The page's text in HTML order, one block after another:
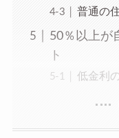
普通の
50％以上が
ト
低金利